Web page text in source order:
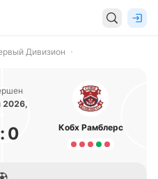
Дивизион
2026,
: 0 Кобх Рамблерс